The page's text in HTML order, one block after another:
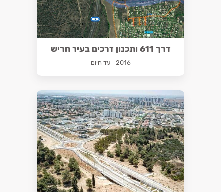
דרך 611 ותכנון דרכים בעיר חריש
2016 - עד היום